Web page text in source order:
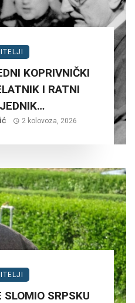
KOPRIVNIČKI
I RATNI
2 kolovoza, 2026
SRPSKU